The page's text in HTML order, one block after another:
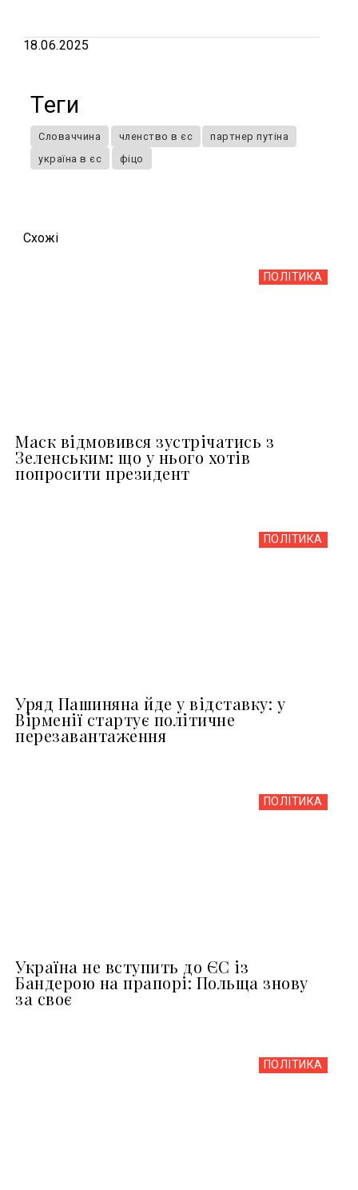
18.06.2025
Теги
Словаччина членство в єс
партнер путіна
україна в єс
фіцо
Схожi
ПОЛІТИКА
Маск відмовився зустрічатись з
Зеленським: що у нього хотів
попросити президент
ПОЛІТИКА
Уряд Пашиняна йде у відставку: у
Вірменії стартує політичне
перезавантаження
ПОЛІТИКА
Україна не вступить до ЄС із
Бандерою на прапорі: Польща знову
за своє
ПОЛІТИКА